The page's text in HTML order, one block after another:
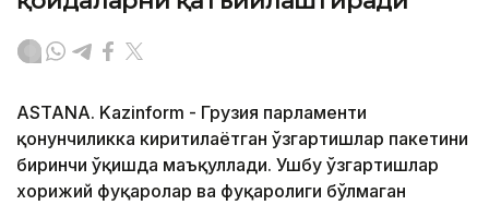
ASTANA. Kazinform - Грузия парламенти
қонунчиликка киритилаётган ўзгартишлар пакетини
биринчи ўқишда маъқуллади. Ушбу ўзгартишлар
хорижий фуқаролар ва фуқаролиги бўлмаган